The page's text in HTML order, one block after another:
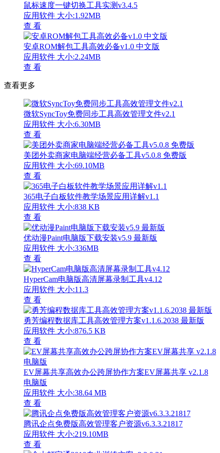
鼠标速度一键切换工具实测v3.4.5
应用软件 大小:1.92MB
查 看
安卓ROM解包工具高效必备v1.0 中文版
应用软件 大小:2.24MB
查 看
查看更多
微软SyncToy免费同步工具高效管理文件v2.1
应用软件 大小:6.30MB
查 看
美团外卖商家电脑端经营必备工具v5.0.8 免费版
应用软件 大小:69.10MB
查 看
365电子白板软件教学场景应用详解v1.1
应用软件 大小:838 KB
查 看
优动漫Paint电脑版下载安装v5.9 最新版
应用软件 大小:336MB
查 看
HyperCam电脑版高清屏幕录制工具v4.12
应用软件 大小:11.3
查 看
勇芳编程数据库工具高效管理方案v1.1.6.2038 最新版
应用软件 大小:876.5 KB
查 看
EV屏幕共享高效办公跨屏协作方案EV屏幕共享 v2.1.8
电脑版
应用软件 大小:38.64 MB
查 看
腾讯企点免费版高效管理客户资源v6.3.3.21817
应用软件 大小:219.10MB
查 看